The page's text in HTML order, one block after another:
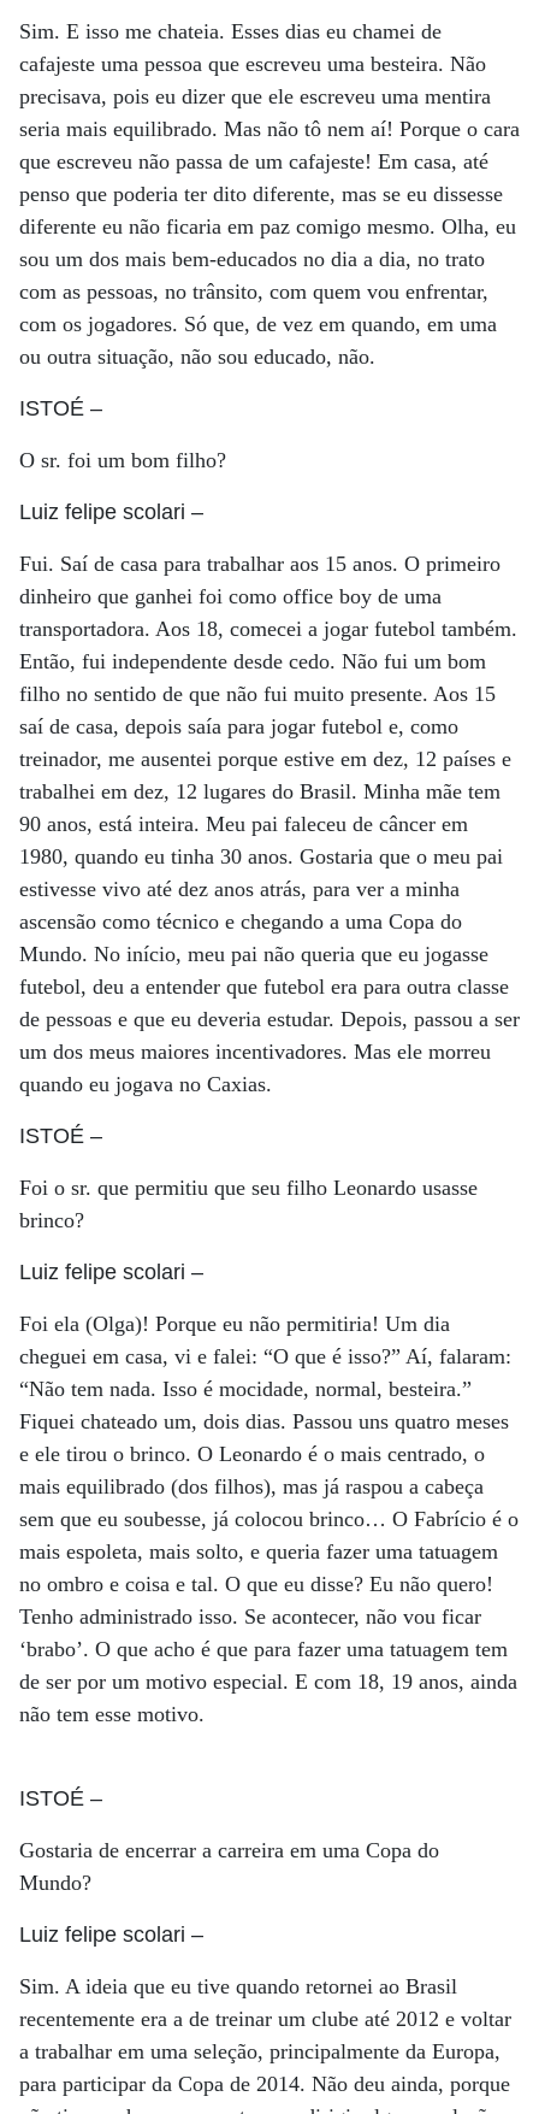
Sim. E isso me chateia. Esses dias eu chamei de
cafajeste uma pessoa que escreveu uma besteira. Não
precisava, pois eu dizer que ele escreveu uma mentira
seria mais equilibrado. Mas não tô nem aí! Porque o cara
que escreveu não passa de um cafajeste! Em casa, até
penso que poderia ter dito diferente, mas se eu dissesse
diferente eu não ficaria em paz comigo mesmo. Olha, eu
sou um dos mais bem-educados no dia a dia, no trato
com as pessoas, no trânsito, com quem vou enfrentar,
com os jogadores. Só que, de vez em quando, em uma
ou outra situação, não sou educado, não.
ISTOÉ –
O sr. foi um bom filho?
Luiz felipe scolari –
Fui. Saí de casa para trabalhar aos 15 anos. O primeiro
dinheiro que ganhei foi como office boy de uma
transportadora. Aos 18, comecei a jogar futebol também.
Então, fui independente desde cedo. Não fui um bom
filho no sentido de que não fui muito presente. Aos 15
saí de casa, depois saía para jogar futebol e, como
treinador, me ausentei porque estive em dez, 12 países e
trabalhei em dez, 12 lugares do Brasil. Minha mãe tem
90 anos, está inteira. Meu pai faleceu de câncer em
1980, quando eu tinha 30 anos. Gostaria que o meu pai
estivesse vivo até dez anos atrás, para ver a minha
ascensão como técnico e chegando a uma Copa do
Mundo. No início, meu pai não queria que eu jogasse
futebol, deu a entender que futebol era para outra classe
de pessoas e que eu deveria estudar. Depois, passou a ser
um dos meus maiores incentivadores. Mas ele morreu
quando eu jogava no Caxias.
ISTOÉ –
Foi o sr. que permitiu que seu filho Leonardo usasse
brinco?
Luiz felipe scolari –
Foi ela (Olga)! Porque eu não permitiria! Um dia
cheguei em casa, vi e falei: “O que é isso?” Aí, falaram:
“Não tem nada. Isso é mocidade, normal, besteira.”
Fiquei chateado um, dois dias. Passou uns quatro meses
e ele tirou o brinco. O Leonardo é o mais centrado, o
mais equilibrado (dos filhos), mas já raspou a cabeça
sem que eu soubesse, já colocou brinco… O Fabrício é o
mais espoleta, mais solto, e queria fazer uma tatuagem
no ombro e coisa e tal. O que eu disse? Eu não quero!
Tenho administrado isso. Se acontecer, não vou ficar
‘brabo’. O que acho é que para fazer uma tatuagem tem
de ser por um motivo especial. E com 18, 19 anos, ainda
não tem esse motivo.
ISTOÉ –
Gostaria de encerrar a carreira em uma Copa do
Mundo?
Luiz felipe scolari –
Sim. A ideia que eu tive quando retornei ao Brasil
recentemente era a de treinar um clube até 2012 e voltar
a trabalhar em uma seleção, principalmente da Europa,
para participar da Copa de 2014. Não deu ainda, porque